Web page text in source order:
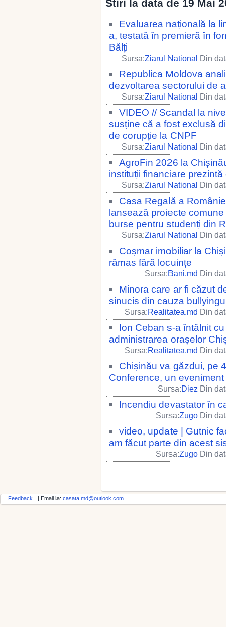
Stiri la data de 19 Mai
Evaluarea națională la
a, testată în premieră în
Bălți
Sursa:Ziarul National Din
Republica Moldova
dezvoltarea sectorului de
Sursa:Ziarul National Din
VIDEO // Scandal la
susține că a fost exclusă
de corupție la CNPF
Sursa:Ziarul National Din
AgroFin 2026 la
instituții financiare
Sursa:Ziarul National Din
Casa Regală a
lansează proiecte
burse pentru studenți din
Sursa:Ziarul National Din
Coșmar imobiliar la
rămas fără locuințe
Sursa:Bani.md Din
Minora care ar fi căzut
sinucis din cauza
Sursa:Realitatea.md Din
Ion Ceban s-a întâlnit
administrarea orașelor
Sursa:Realitatea.md Din
Chișinău va găzdui, pe
Conference, un
Sursa:Diez Din
Incendiu devastator în
Sursa:Zugo Din
video, update | Gutnic
am făcut parte din acest
Sursa:Zugo Din
Feedback | Email la: casata.md@outlook.com